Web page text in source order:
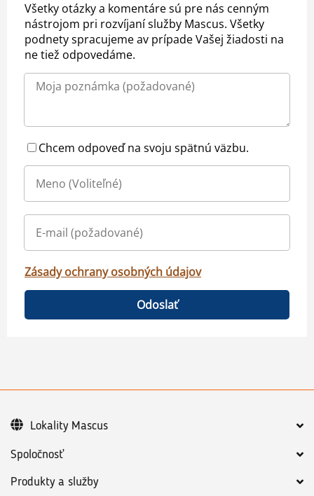
Všetky otázky a komentáre sú pre nás cenným
nástrojom pri rozvíjaní služby Mascus. Všetky
podnety spracujeme av prípade Vašej žiadosti na
ne tiež odpovedáme.
Chcem odpoveď na svoju spätnú väzbu.
Zásady ochrany osobných údajov
Odoslať
Spoločnosť
Produkty a služby
Lokality Mascus